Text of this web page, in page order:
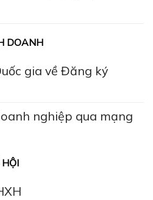
DOANH
gia về Đăng ký
nghiệp qua mạng